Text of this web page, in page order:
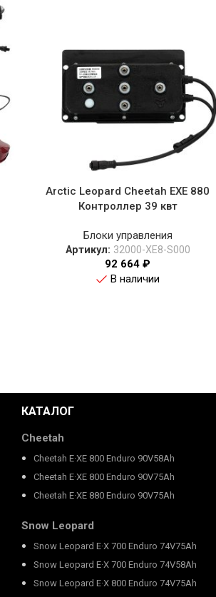
Arctic Leopard Cheetah EXE 880
Контроллер 39 квт
Блоки управления
Артикул: 32000-XE8-S000
92 664 ₽
В наличии
КАТАЛОГ
Cheetah
Cheetah E·XE 800 Enduro 90V58Ah
Cheetah E·XE 800 Enduro 90V75Ah
Cheetah E·XE 880 Enduro 90V75Ah
Snow Leopard
Snow Leopard E·X 700 Enduro 74V75Ah
Snow Leopard E·X 700 Enduro 74V58Ah
Snow Leopard E·X 800 Enduro 74V75Ah